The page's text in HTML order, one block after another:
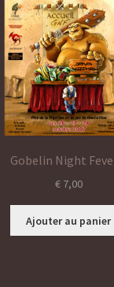
Gobelin Night
€7,00
Ajouter au panier